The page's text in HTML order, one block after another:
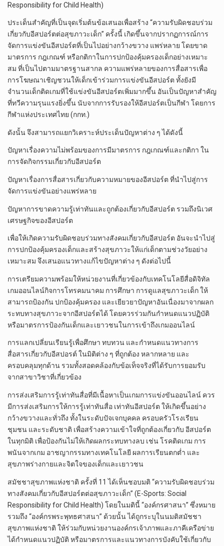
Responsibility for Child Health)
ประเด็นสำคัญที่เป็นจุดเริ่มต้นข้อเสนอเพื่อสร้าง “ความรับผิดชอบร่วม
เกี่ยวกับอีสปอร์ตต่อสุขภาวะเด็ก” ครั้งนี้ เกิดขึ้นจากปรากฏการณ์การ
จัดการแข่งขันอีสปอร์ตที่เป็นไปอย่างกว้างขวาง แพร่หลาย โดยขาด
มาตรการ กฎเกณฑ์ หรือกติกาในการปกป้องคุ้มครองเด็กอย่างเหมาะ
สม ที่เป็นไปตามมาตรฐานสากล ความแพร่หลายของการสื่อสารเพื่อ
การโฆษณาเชิญชวนให้เด็กเข้าร่วมการแข่งขันอีสปอร์ต ทั้งยังมี
จำนวนเด็กติดเกมที่ใช้แข่งขันอีสปอร์ตเพิ่มมากขึ้น อันเป็นปัญหาสำคัญ
ที่ทวีความรุนแรงยิ่งขึ้น นับจากการรับรองให้อีสปอร์ตเป็นกีฬา โดยการ
กีฬาแห่งประเทศไทย (กกท.)
ดังนั้น จึงสามารถแยกวิเคราะห์ประเด็นปัญหาต่าง ๆ ได้ดังนี้
ปัญหาเรื่องความไม่พร้อมของการมีมาตรการ กฎเกณฑ์และกติกา ใน
การจัดกิจกรรมเกี่ยวกับอีสปอร์ต
ปัญหาเรื่องการสื่อสารเกี่ยวกับความหมายของอีสปอร์ต ที่นำไปสู่การ
จัดการแข่งขันอย่างแพร่หลาย
ปัญหาการขาดความรู้เท่าทันและถูกต้องเกี่ยวกับอีสปอร์ต รวมถึงนิเวศ
เศรษฐกิจของอีสปอร์ต
เพื่อให้เกิดความรับผิดชอบร่วมทางสังคมเกี่ยวกับอีสปอร์ต อันจะนำไปสู่
การปกป้องคุ้มครองเด็กและสร้างสุขภาวะให้แก่เด็กตามช่วงวัยอย่าง
เหมาะสม จึงเสนอแนวทางแก้ไขปัญหาต่าง ๆ ดังต่อไปนี้
การเตรียมความพร้อมให้หน่วยงานที่เกี่ยวข้องกับเทคโนโลยีสื่อดิจิทัล
เกมออนไลน์กิจการโทรคมนาคม การศึกษา การดูแลสุขภาวะเด็ก ให้
สามารถป้องกัน ปกป้องคุ้มครอง และเยียวยาปัญหาอันเนื่องมาจากผลก
ระทบทางสุขภาวะจากอีสปอร์ตได้ โดยควรร่วมกันกำหนดแนวปฏิบัติ
หรือมาตรการป้องกันเด็กและเยาวชนในการเข้าถึงเกมออนไลน์
การแลกเปลี่ยนเรียนรู้เพื่อศึกษา ทบทวน และกำหนดแนวทางการ
สื่อสารเกี่ยวกับอีสปอรต์ ในมิติต่าง ๆ ที่ถูกต้อง หลากหลาย และ
ครอบคลุมทุกด้าน รวมทั้งสอดคล้องกับข้อเท็จจริงที่ได้รับการยอมรับ
จากสาขาวิชาที่เกี่ยวข้อง
การส่งเสริมการรู้เท่าทันสื่อที่มีเนื้อหาเป็นเกมการแข่งขันออนไลน์ ควร
มีการส่งเสริมการให้การรู้เท่าทันสื่อ เท่าทันอีสปอร์ต ให้เกิดขึ้นอย่าง
กว้างขวางและทั่วถึง ทั้งในระดับปัจเจกบุคคล ครอบครัวโรงเรียน
ชุมชน และระดับชาติ เพื่อสร้างความเข้าใจที่ถูกต้องเกี่ยวกับ อีสปอร์ต
ในทุกมิติ เพื่อป้องกันไม่ให้เกิดผลกระทบทางลบ เช่น โรคติดเกม การ
พนันจากเกม อาชญากรรมทางเทคโนโลยี ผลการเรียนตกต่ำ และ
สุขภาพร่างกายและจิตใจของเด็กและเยาวชน
สมัชชาสุขภาพแห่งชาติ ครั้งที่ 11 ได้เห็นชอบมติ “ความรับผิดชอบร่วม
ทางสังคมเกี่ยวกับอีสปอร์ตต่อสุขภาวะเด็ก” (E-Sports: Social
Responsibility for Child Health) โดยในมตินี้ “องค์กรศาสนา” ซึ่งหมาย
รวมถึง “องค์กรพระพุทธศาสนา” ด้วยนั้น ได้ถูกระบุในนมติสมัชชา
สุขภาพแห่งชาติ ให้ร่วมกับหน่วยงานองค์กรเจ้าภาพและภาคีเครือข่าย
ได้กำหนดแนวปฏิบัติ หรือมาตรการและแนวทางการบังคับใช้เกี่ยวกับ